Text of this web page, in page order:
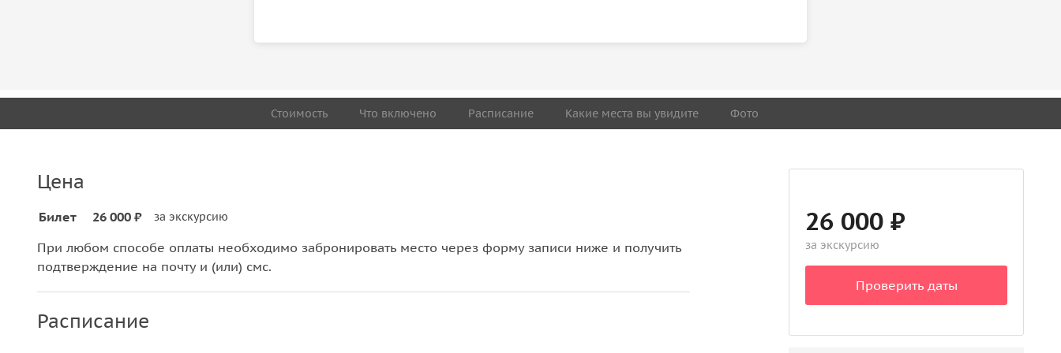
Стоимость Что включено Расписание Какие места вы увидите Фото
Цена
Билет 26 000 ₽ за экскурсию
При любом способе оплаты необходимо забронировать место через форму записи ниже и получить
подтверждение на почту и (или) смс.
Расписание
26 000 ₽
за экскурсию
Проверить даты